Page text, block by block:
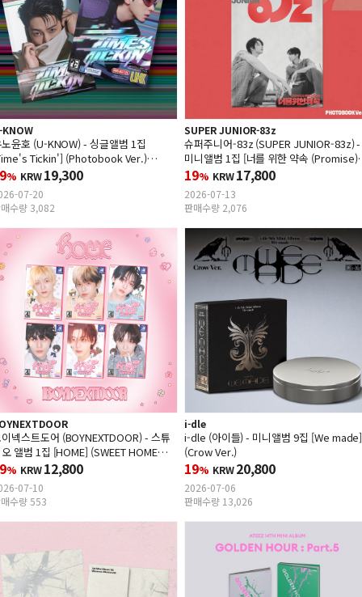
KNOW
윤호 (U-KNOW) - 싱글앨범 1집
Tickin'] (Photobook Ver.)
Ver.)
% KRW19,300
07-20
수량 3,082
SUPER JUNIOR-83z
슈퍼주니어-83z (SUPER JUNIOR-83z) -
미니앨범 1집 [너를 위한 약속 (Promise)]
(Photobook Ver.)
19% KRW17,800
2026-07-13
판매수량 2,076
넥스트도어 (BOYNEXTDOOR) - 스튜
앨범 1집 [HOME] (SWEET HOME
(Random Ver.)
% KRW12,800
07-10
수량 553
i-dle
i-dle (아이들) - 미니앨범 9집 [We made]
(Crow Ver.)
19% KRW20,800
2026-07-06
판매수량 13,026